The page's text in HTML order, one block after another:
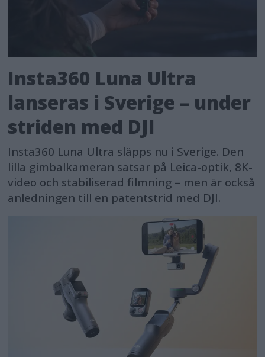
Insta360 Luna Ultra
lanseras i Sverige – under
striden med DJI
Insta360 Luna Ultra släpps nu i Sverige. Den
lilla gimbalkameran satsar på Leica-optik, 8K-
video och stabiliserad filmning – men är också
anledningen till en patentstrid med DJI.